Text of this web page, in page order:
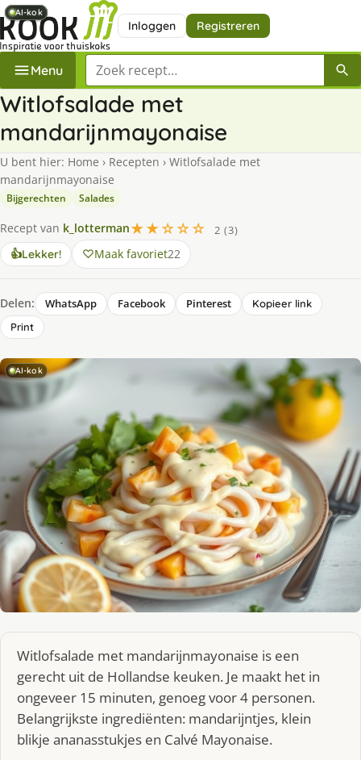
Inloggen Registreren
Menu Zoek een recept
Witlofsalade met
mandarijnmayonaise
U bent hier: Home › Recepten › Witlofsalade met
mandarijnmayonaise
Bijgerechten Salades
Recept van k_lotterman★★☆☆☆
2 (3)
👍Lekker! Maak favoriet22
Delen: WhatsApp Facebook Pinterest
Kopieer link
Print
AI-kok
Witlofsalade met mandarijnmayonaise is een
gerecht uit de Hollandse keuken. Je maakt het in
ongeveer 15 minuten, genoeg voor 4 personen.
Belangrijkste ingrediënten: mandarijntjes, klein
blikje ananasstukjes en Calvé Mayonaise.
AI-kok
AI-kok
AI-kok
AI-kok